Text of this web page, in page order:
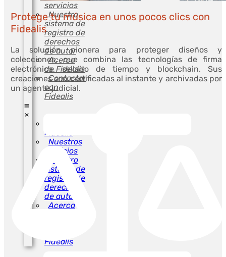
servicios
Nuestro
sistema de
registro de
derechos
de autor
Acerca
de Fidealis
Contactar
con
Fidealis
Fidealis
Nuestros
servicios
Nuestro
sistema de
registro de
derechos
de autor
Acerca
Fidealis
Protege tu música en unos pocos clics con
Fidealis
La solución pionera para proteger diseños y
colecciones, que combina las tecnologías de firma
electrónica, sellado de tiempo y blockchain. Sus
creaciones son certificadas al instante y archivadas por
un agente judicial.